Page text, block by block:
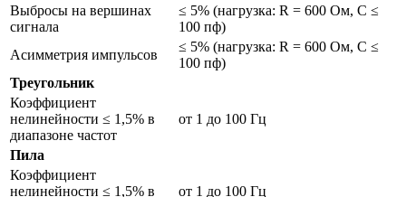
Выбросы на вершинах
сигнала
≤ 5% (нагрузка: R = 600 Ом, С ≤
100 пф)
Асимметрия импульсов
≤ 5% (нагрузка: R = 600 Ом, С ≤
100 пф)
Треугольник
Коэффициент
нелинейности ≤ 1,5% в
диапазоне частот
от 1 до 100 Гц
Пила
Коэффициент
нелинейности ≤ 1,5% в
от 1 до 100 Гц